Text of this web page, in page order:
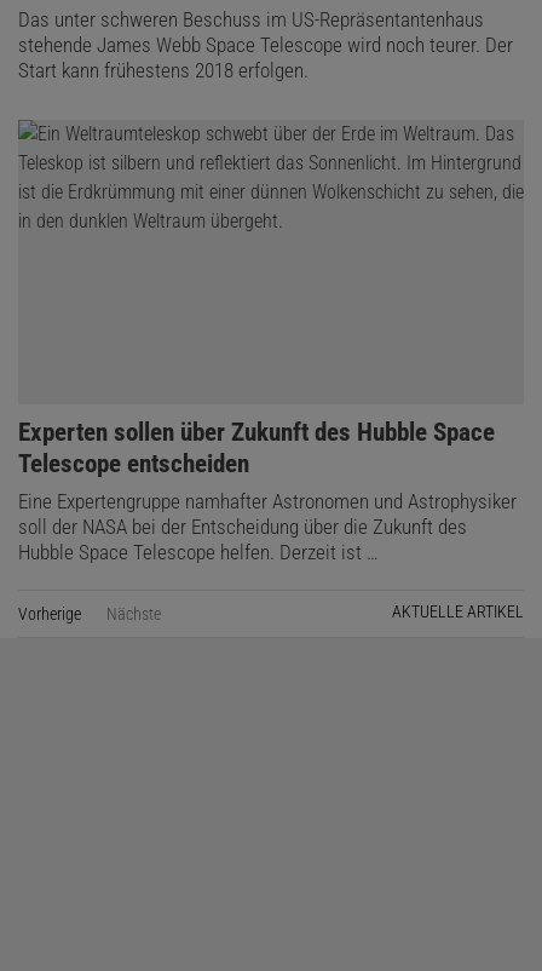
Das unter schweren Beschuss im US-Repräsentantenhaus
stehende James Webb Space Telescope wird noch teurer. Der
Start kann frühestens 2018 erfolgen.
:
Experten sollen über Zukunft des Hubble Space
Telescope entscheiden
Eine Expertengruppe namhafter Astronomen und Astrophysiker
soll der NASA bei der Entscheidung über die Zukunft des
Hubble Space Telescope helfen. Derzeit ist …
Vorherige SeiteNächste AKTUELLE ARTIKEL